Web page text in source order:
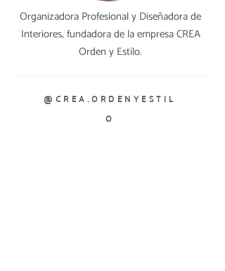
Organizadora Profesional y Diseñadora de
Interiores, fundadora de la empresa CREA
Orden y Estilo.
@CREA.ORDENYESTIL
O